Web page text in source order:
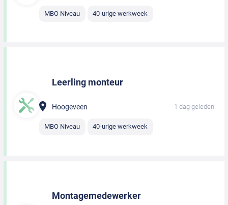
MBO Niveau 40-urige werkweek
Leerling monteur
Hoogeveen 1 dag geleden
MBO Niveau 40-urige werkweek
Montagemedewerker